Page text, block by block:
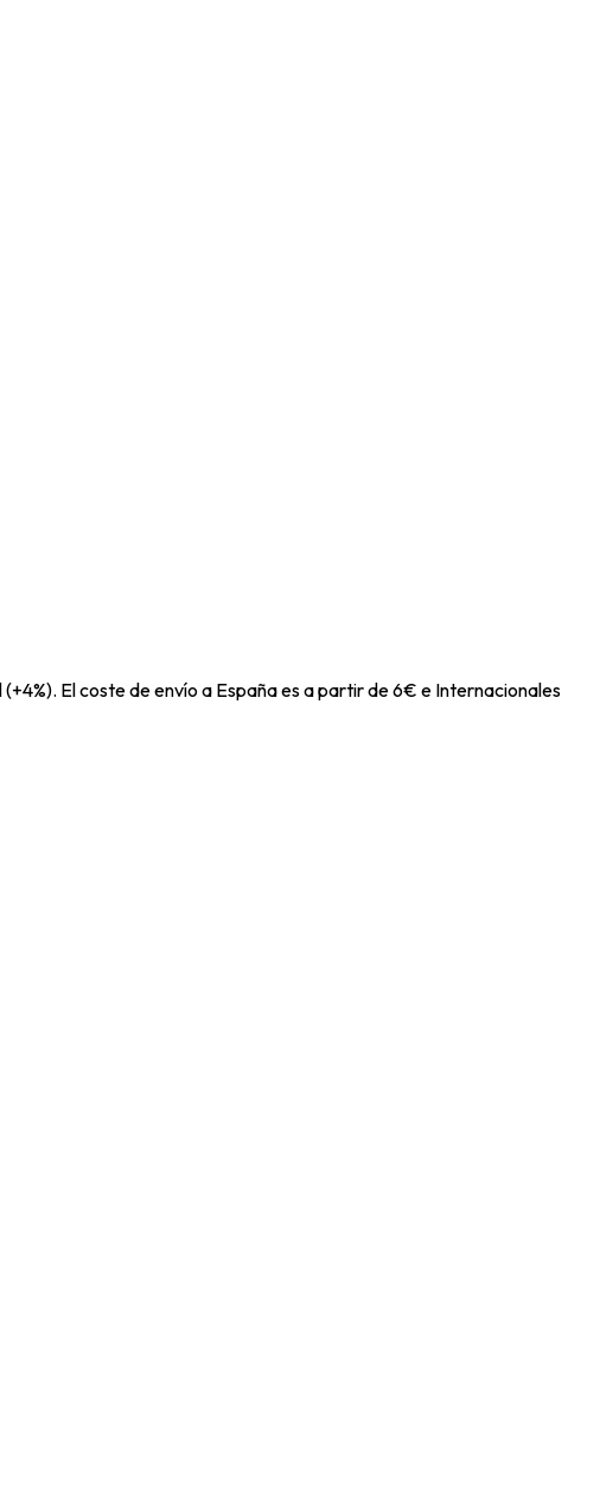
El coste de envío a España es a partir de 6€ e Internacionales